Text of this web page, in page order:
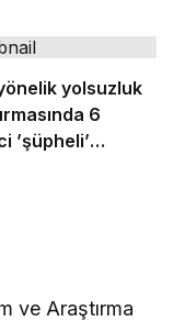
yolsuzluk
6
’şüpheli’
ve Araştırma